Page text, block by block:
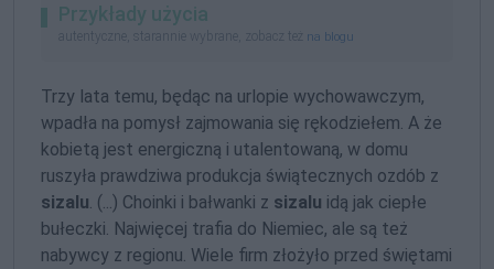
Przykłady użycia
autentyczne, starannie wybrane, zobacz też na blogu
Trzy lata temu, będąc na urlopie wychowawczym,
wpadła na pomysł zajmowania się rękodziełem. A że
kobietą jest energiczną i utalentowaną, w domu
ruszyła prawdziwa produkcja świątecznych ozdób z
sizalu. (...) Choinki i bałwanki z sizalu idą jak ciepłe
bułeczki. Najwięcej trafia do Niemiec, ale są też
nabywcy z regionu. Wiele firm złożyło przed świętami